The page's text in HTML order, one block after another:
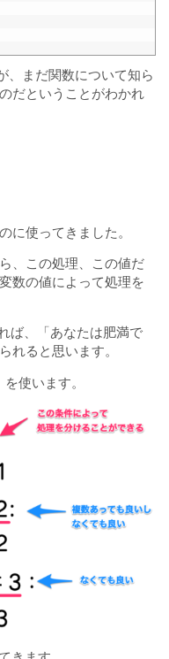
、まだ関数について知ら
だということがわかれ
に使ってきました。
、この処理、この値だ
数の値によって処理を
ば、「あなたは肥満で
れると思います。
使います。